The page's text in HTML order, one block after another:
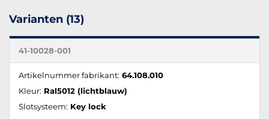
Varianten (13)
41-10028-001
Artikelnummer fabrikant: 64.108.010
Kleur: Ral5012 (lichtblauw)
Slotsysteem: Key lock